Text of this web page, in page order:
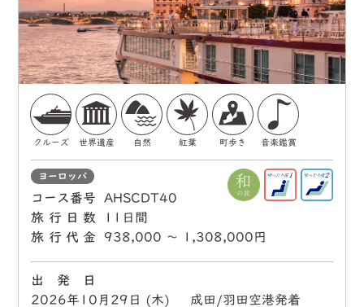
クルーズ 世界遺産 自然 紅葉 町歩き 音楽鑑賞
ヨーロッパ
コース番号
AHSCDT40
旅行日数
11日間
旅行代金
938,000 〜 1,308,000円
出 発 日
2026年10月29日 (木) 成田/羽田空港発着